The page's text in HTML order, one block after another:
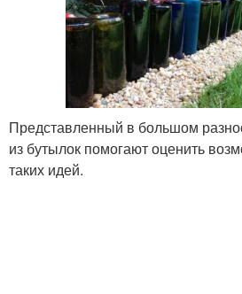
Плетение из
пластиковых бутылок
Бутылки из
канцелярского ножа
Представленный в большом
из бутылок помогают оценить
таких идей.